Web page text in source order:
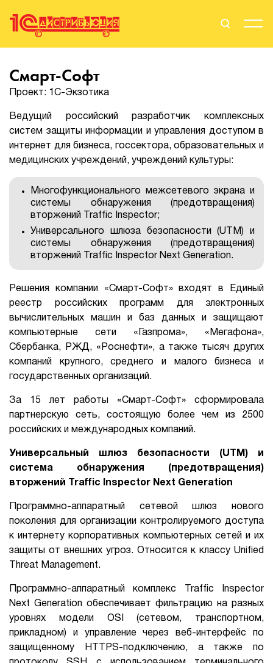
Поиск
Стать Партнером
Партнерам
События
Сервисы для партнеров
Смарт-Софт
Проект: 1С-Экзотика
Ведущий российский разработчик комплексных
систем защиты информации и управления доступом в
интернет для бизнеса, госсектора, образовательных и
медицинских учреждений, учреждений культуры:
Многофункционального межсетевого экрана и
системы обнаружения (предотвращения)
вторжений Traffic Inspector;
Универсального шлюза безопасности (UTM) и
системы обнаружения (предотвращения)
вторжений Traffic Inspector Next Generation.
Решения компании «Смарт-Софт» входят в Единый
реестр российских программ для электронных
вычислительных машин и баз данных и защищают
компьютерные сети «Газпрома», «Мегафона»,
Сбербанка, РЖД, «Роснефти», а также тысяч других
компаний крупного, среднего и малого бизнеса и
государственных организаций.
За 15 лет работы «Смарт-Софт» сформировала
партнерскую сеть, состоящую более чем из 2500
российских и международных компаний.
Универсальный шлюз безопасности (UTM) и
система обнаружения (предотвращения)
вторжений Traffic Inspector Next Generation
Программно-аппаратный сетевой шлюз нового
поколения для организации контролируемого доступа
к интернету корпоративных компьютерных сетей и их
защиты от внешних угроз. Относится к классу Unified
Threat Management.
Программно-аппаратный комплекс Traffic Inspector
Next Generation обеспечивает фильтрацию на разных
уровнях модели OSI (сетевом, транспортном,
прикладном) и управление через веб-интерфейс по
защищенному HTTPS-подключению, а также по